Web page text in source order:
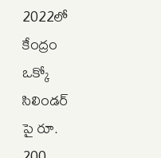
2022లో
కేంద్రం
ఒక్కో
సిలిండర్‌
పై రూ.